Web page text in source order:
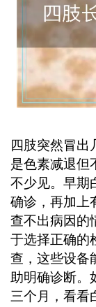
四肢突然冒出
是色素减退但
不少见。早期
确诊，再加上
查不出病因的
于选择正确的
查，这些设备
助明确诊断。
三个月，看看